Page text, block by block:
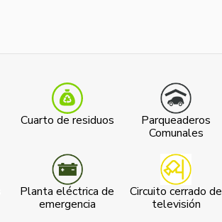
Cuarto de residuos
Parqueaderos
Comunales
Planta eléctrica de
emergencia
Circuito cerrado de
televisión